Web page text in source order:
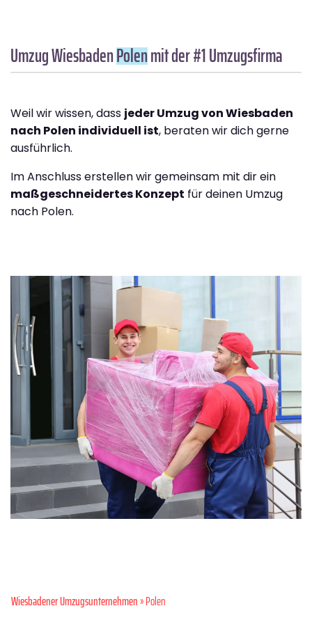
Umzug WiesbadenPolenmit der #1 Umzugsfirma
Weil wir wissen, dass jeder Umzug von Wiesbaden
nach Polen individuell ist, beraten wir dich gerne
ausführlich.
Im Anschluss erstellen wir gemeinsam mit dir ein
maßgeschneidertes Konzept für deinen Umzug
nach Polen.
Wiesbadener Umzugsunternehmen» Polen